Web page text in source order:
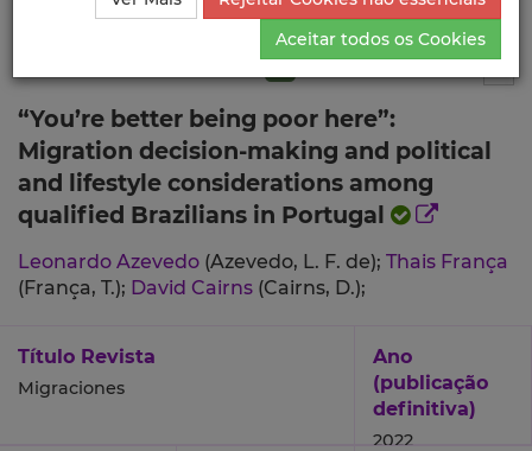
Publicação
“You’re better being poor here”:
Migration decision-making and political
and lifestyle considerations among
qualified Brazilians in Portugal
Leonardo Azevedo (Azevedo, L. F. de); Thais França
(França, T.); David Cairns (Cairns, D.);
Título Revista
Migraciones
Ano
(publicação
definitiva)
2022
Aceitar todos os Cookies